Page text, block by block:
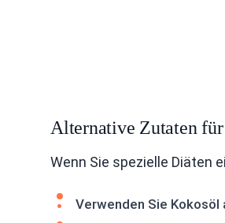
Alternative Zutaten
Wenn Sie spezielle Diäten
Verwenden Sie